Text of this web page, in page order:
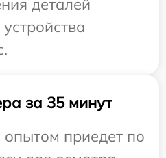
деталей
за 35 минут
приедет по